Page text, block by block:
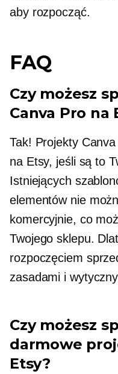
aby rozpocząć.
FAQ
Czy możesz
Canva Pro na
Tak! Projekty
na Etsy, jeśli są to
Istniejących
elementów nie
komercyjnie, co
Twojego sklepu.
rozpoczęciem
zasadami i
Czy możesz
darmowe
Etsy?